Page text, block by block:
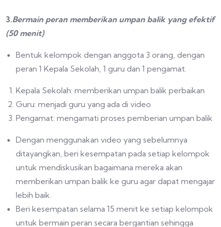
3.Bermain peran memberikan umpan balik yang efektif
(50 menit)
Bentuk kelompok dengan anggota 3 orang, dengan
peran 1 Kepala Sekolah, 1 guru dan 1 pengamat.
Kepala Sekolah: memberikan umpan balik perbaikan
Guru: menjadi guru yang ada di video
Pengamat: mengamati proses pemberian umpan balik
Dengan menggunakan video yang sebelumnya
ditayangkan, beri kesempatan pada setiap kelompok
untuk mendiskusikan bagaimana mereka akan
memberikan umpan balik ke guru agar dapat mengajar
lebih baik.
Beri kesempatan selama 15 menit ke setiap kelompok
untuk bermain peran secara bergantian sehingga